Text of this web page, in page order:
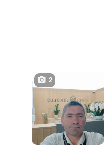
2